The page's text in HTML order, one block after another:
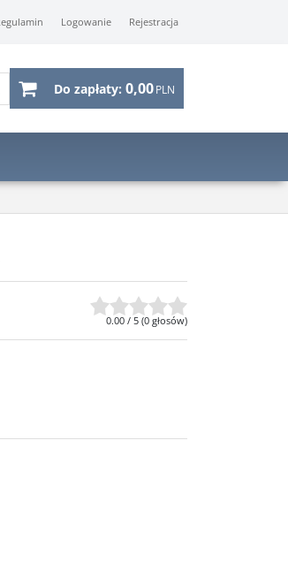
Logowanie Rejestracja
Do zapłaty: 0,00PLN
0.00 / 5 (0 głosów)